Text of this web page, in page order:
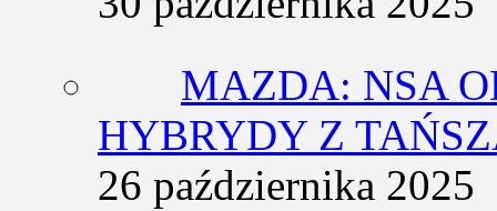
MAZDA: NSA
HYBRYDY Z
26 października 2025